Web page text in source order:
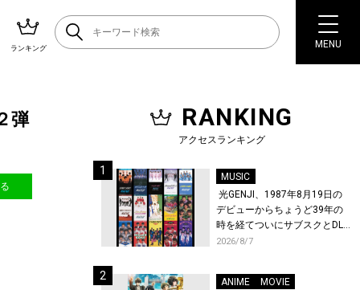
ランキング MENU
弾 RANKING
アクセスランキング
MUSIC
光GENJI、1987年8月19日の
デビューからちょうど39年の
時を経てついにサブスクとDL
配信が解禁！
2026/8/7
ANIME
MOVIE